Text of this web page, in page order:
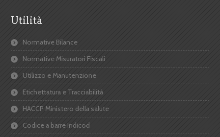
Utilità
Normative Bilance
Normative Misuratori Fiscali
Utilizzo e Manutenzione
Etichettatura e Tracciabilità
HACCP Ministero della salute
Codice a barre Indicod